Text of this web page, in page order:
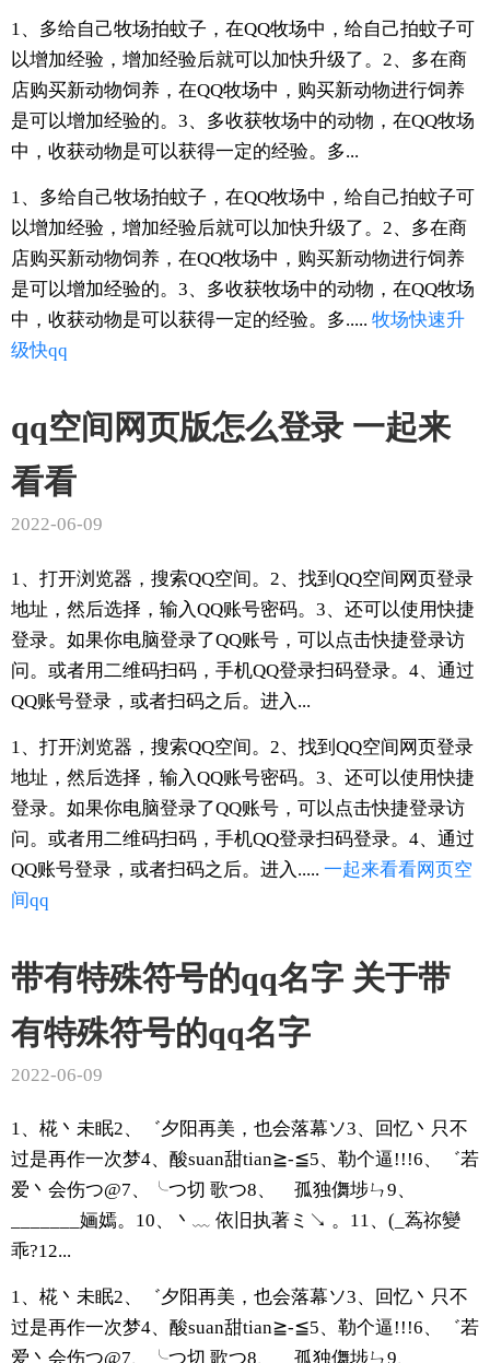
1、多给自己牧场拍蚊子，在QQ牧场中，给自己拍蚊子可
以增加经验，增加经验后就可以加快升级了。2、多在商
店购买新动物饲养，在QQ牧场中，购买新动物进行饲养
是可以增加经验的。3、多收获牧场中的动物，在QQ牧场
中，收获动物是可以获得一定的经验。多...
1、多给自己牧场拍蚊子，在QQ牧场中，给自己拍蚊子可
以增加经验，增加经验后就可以加快升级了。2、多在商
店购买新动物饲养，在QQ牧场中，购买新动物进行饲养
是可以增加经验的。3、多收获牧场中的动物，在QQ牧场
中，收获动物是可以获得一定的经验。多..... 牧场快速升
级快qq
qq空间网页版怎么登录 一起来
看看
2022-06-09
1、打开浏览器，搜索QQ空间。2、找到QQ空间网页登录
地址，然后选择，输入QQ账号密码。3、还可以使用快捷
登录。如果你电脑登录了QQ账号，可以点击快捷登录访
问。或者用二维码扫码，手机QQ登录扫码登录。4、通过
QQ账号登录，或者扫码之后。进入...
1、打开浏览器，搜索QQ空间。2、找到QQ空间网页登录
地址，然后选择，输入QQ账号密码。3、还可以使用快捷
登录。如果你电脑登录了QQ账号，可以点击快捷登录访
问。或者用二维码扫码，手机QQ登录扫码登录。4、通过
QQ账号登录，或者扫码之后。进入..... 一起来看看网页空
间qq
带有特殊符号的qq名字 关于带
有特殊符号的qq名字
2022-06-09
1、椛丶未眠2、゛夕阳再美，也会落幕ソ3、回忆丶只不
过是再作一次梦4、酸suan甜tian≧-≦5、勒个逼!!!6、゛若
爱丶会伤つ@7、╰つ切 歌つ8、ゞ孤独儛埗ㄣ9、
_______婳嫣。10、丶﹏ 依旧执著ミ↘ 。11、(_蒍祢變
乖?12...
1、椛丶未眠2、゛夕阳再美，也会落幕ソ3、回忆丶只不
过是再作一次梦4、酸suan甜tian≧-≦5、勒个逼!!!6、゛若
爱丶会伤つ@7、╰つ切 歌つ8、ゞ孤独儛埗ㄣ9、